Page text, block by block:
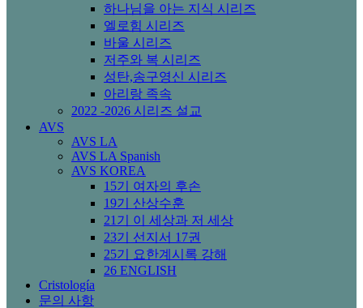
하나님을 아는 지식 시리즈
엘로힘 시리즈
바울 시리즈
저주와 복 시리즈
성탄,송구영신 시리즈
아리랑 족속
2022 -2026 시리즈 설교
AVS
AVS LA
AVS LA Spanish
AVS KOREA
15기 여자의 후손
19기 산상수훈
21기 이 세상과 저 세상
23기 선지서 17권
25기 요한계시록 강해
26 ENGLISH
Cristología
문의 사항